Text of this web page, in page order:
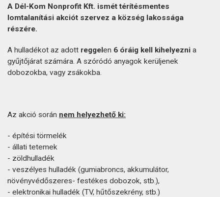
A Dél-Kom Nonprofit Kft. ismét térítésmentes
lomtalanítási akciót szervez a község lakossága
részére.
A hulladékot az adott reggelen 6 óráig kell kihelyezni a
gyűjtőjárat számára. A szóródó anyagok kerüljenek
dobozokba, vagy zsákokba.
Az akció során nem helyezhető ki:
- építési törmelék
- állati tetemek
- zöldhulladék
- veszélyes hulladék (gumiabroncs, akkumulátor,
növényvédőszeres- festékes dobozok, stb.),
- elektronikai hulladék (TV, hűtőszekrény, stb.)